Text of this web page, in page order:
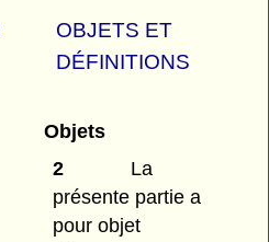
OBJETS ET
DÉFINITIONS
Objets
2
La
présente partie a
pour objet